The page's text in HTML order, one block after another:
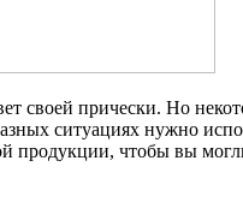
своей прически. Но
ситуациях нужно
продукции, чтобы вы